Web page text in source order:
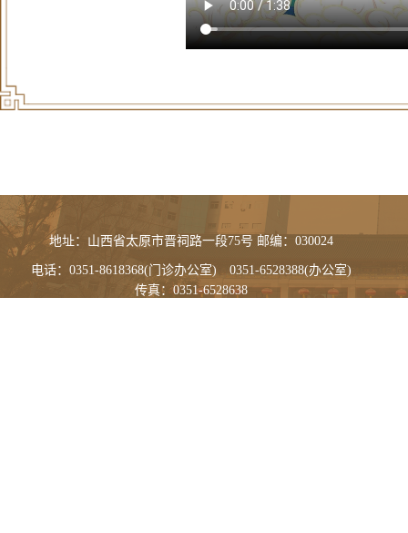
地址：山西省太原市晋祠路一段75号 邮编：030024
电话：0351-8618368(门诊办公室) 0351-6528388(办公室)
传真：0351-6528638